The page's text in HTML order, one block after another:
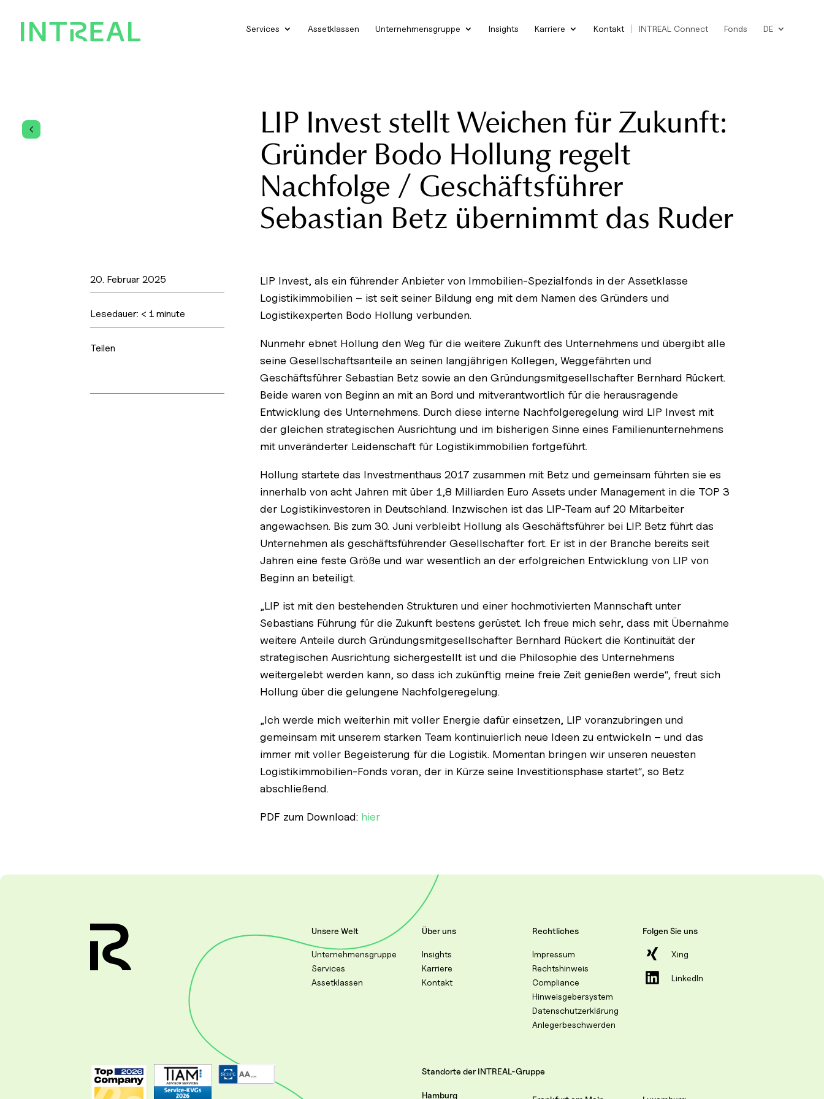
Services Assetklassen Unternehmensgruppe Insights Karriere Kontakt INTREAL Connect Fonds DE
4 LIP Invest stellt Weichen für Zukunft:
Gründer Bodo Hollung regelt
Nachfolge / Geschäftsführer
Sebastian Betz übernimmt das Ruder
20. Februar 2025
Lesedauer: < 1 minute
Teilen
LIP Invest, als ein führender Anbieter von Immobilien-Spezialfonds in der Assetklasse
Logistikimmobilien – ist seit seiner Bildung eng mit dem Namen des Gründers und
Logistikexperten Bodo Hollung verbunden.
Nunmehr ebnet Hollung den Weg für die weitere Zukunft des Unternehmens und übergibt alle
seine Gesellschaftsanteile an seinen langjährigen Kollegen, Weggefährten und
Geschäftsführer Sebastian Betz sowie an den Gründungsmitgesellschafter Bernhard Rückert.
Beide waren von Beginn an mit an Bord und mitverantwortlich für die herausragende
Entwicklung des Unternehmens. Durch diese interne Nachfolgeregelung wird LIP Invest mit
der gleichen strategischen Ausrichtung und im bisherigen Sinne eines Familienunternehmens
mit unveränderter Leidenschaft für Logistikimmobilien fortgeführt.
Hollung startete das Investmenthaus 2017 zusammen mit Betz und gemeinsam führten sie es
innerhalb von acht Jahren mit über 1,8 Milliarden Euro Assets under Management in die TOP 3
der Logistikinvestoren in Deutschland. Inzwischen ist das LIP-Team auf 20 Mitarbeiter
angewachsen. Bis zum 30. Juni verbleibt Hollung als Geschäftsführer bei LIP. Betz führt das
Unternehmen als geschäftsführender Gesellschafter fort. Er ist in der Branche bereits seit
Jahren eine feste Größe und war wesentlich an der erfolgreichen Entwicklung von LIP von
Beginn an beteiligt.
„LIP ist mit den bestehenden Strukturen und einer hochmotivierten Mannschaft unter
Sebastians Führung für die Zukunft bestens gerüstet. Ich freue mich sehr, dass mit Übernahme
weitere Anteile durch Gründungsmitgesellschafter Bernhard Rückert die Kontinuität der
strategischen Ausrichtung sichergestellt ist und die Philosophie des Unternehmens
weitergelebt werden kann, so dass ich zukünftig meine freie Zeit genießen werde“, freut sich
Hollung über die gelungene Nachfolgeregelung.
„Ich werde mich weiterhin mit voller Energie dafür einsetzen, LIP voranzubringen und
gemeinsam mit unserem starken Team kontinuierlich neue Ideen zu entwickeln – und das
immer mit voller Begeisterung für die Logistik. Momentan bringen wir unseren neuesten
Logistikimmobilien-Fonds voran, der in Kürze seine Investitionsphase startet“, so Betz
abschließend.
PDF zum Download: hier
Unsere Welt
Unternehmensgruppe
Services
Assetklassen
Über uns
Insights
Karriere
Kontakt
Rechtliches
Impressum
Rechtshinweis
Compliance
Hinweisgebersystem
Datenschutzerklärung
Anlegerbeschwerden
Folgen Sie uns
Xing
LinkedIn
Standorte der INTREAL-Gruppe
Hamburg